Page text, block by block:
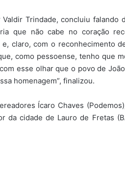
Trindade, concluiu
que não cabe no coração
claro, com o reconhecimento
como pessoense, tenho que
esse olhar que o povo de
homenagem”, finalizou.
Ícaro Chaves
da cidade de Lauro de Fretas